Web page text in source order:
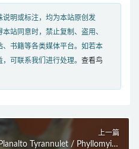
说明或标注，均为本站原创发
站同意时，禁止复制、盗用、
书籍等各类媒体平台。如若本
可联系我们进行处理。 查看鸟
上一篇
Tyrannulet / Phyllomyias